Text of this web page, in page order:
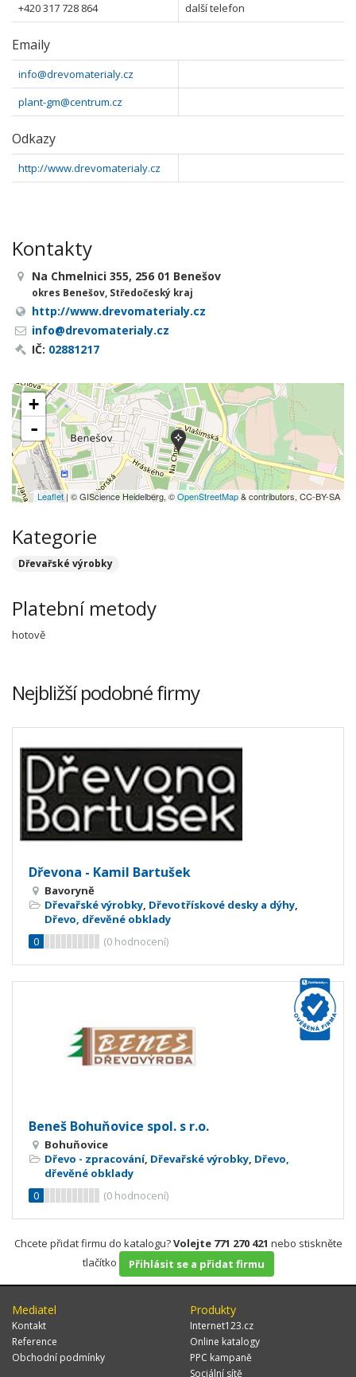
+420 317 728 864
další telefon
Emaily
info@drevomaterialy.cz
plant-gm@centrum.cz
Odkazy
http://www.drevomaterialy.cz
Kontakty
Na Chmelnici 355, 256 01 Benešov
okres Benešov, Středočeský kraj
http://www.drevomaterialy.cz
info@drevomaterialy.cz
IČ: 02881217
+
-
Leaflet| © GIScience Heidelberg, ©OpenStreetMap& contributors, CC-BY-SA
Kategorie
Dřevařské výrobky
Platební metody
hotově
Nejbližší podobné firmy
Dřevona - Kamil Bartušek
Bavoryně
Dřevařské výrobky, Dřevotřískové desky a dýhy,
Dřevo, dřevěné obklady
0
(0 hodnocení)
Beneš Bohuňovice spol. s r.o.
Bohuňovice
Dřevo - zpracování, Dřevařské výrobky, Dřevo,
dřevěné obklady
0
(0 hodnocení)
Chcete přidat firmu do katalogu?Volejte 771 270 421 nebo stiskněte
tlačítko
Přihlásit se a přidat firmu
Mediatel
Kontakt
Reference
Obchodní podmínky
Produkty
Internet123.cz
Online katalogy
PPC kampaně
Sociální sítě